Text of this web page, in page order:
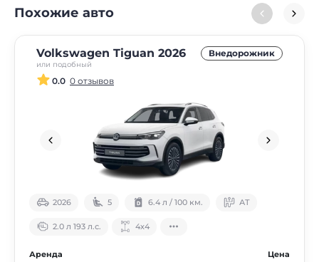
Похожие авто
Volkswagen Tiguan 2026
или подобный
Внедорожник
0.0 0 отзывов
2026 5 6.4 л / 100 км. АТ
2.0 л 193 л.с. 4х4
Аренда Цена